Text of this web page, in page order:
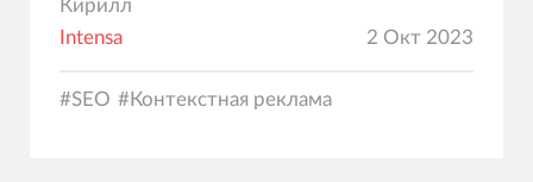
Кирилл
Intensa
2 Окт 2023
#SEO #Контекстная реклама